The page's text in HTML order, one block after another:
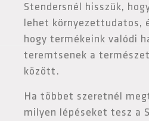
Stendersnél hisszük,
lehet környezettudatos,
hogy termékeink valódi
teremtsenek a
között.
Ha többet szeretnél
milyen lépéseket tesz a